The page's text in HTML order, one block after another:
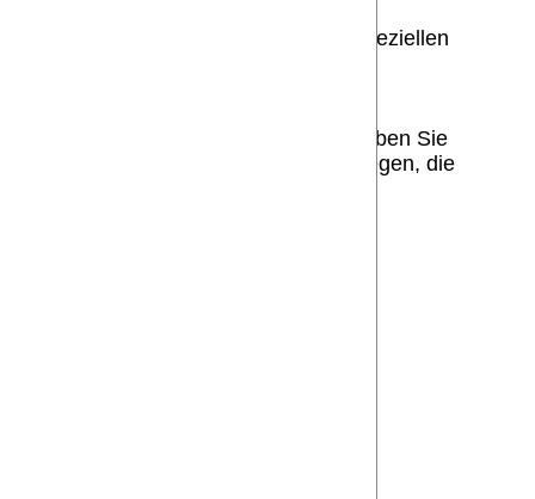
Im Rehasport greifen die speziellen
1 lit. f DSGVO verarbeitet werden, haben Sie
soweit dafür Gründe vorliegen, die
Fall haben Sie ein generelles
puderbach.de